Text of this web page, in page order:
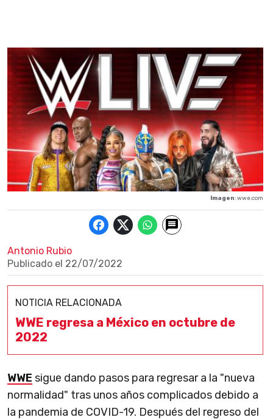
Imagen: wwe.com
Antonio Rubio
Publicado el 22/07/2022
NOTICIA RELACIONADA
WWE regresa a México en octubre de
2022
WWE sigue dando pasos para regresar a la "nueva
normalidad" tras unos años complicados debido a
la pandemia de COVID-19. Después del regreso del